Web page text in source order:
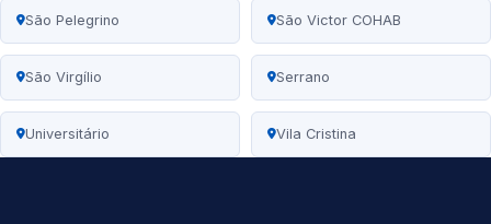
São Pelegrino São Victor COHAB
São Virgílio Serrano
Universitário Vila Cristina